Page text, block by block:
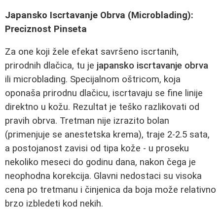
Japansko Iscrtavanje Obrva (Microblading):
Preciznost Pinseta
Za one koji žele efekat savršeno iscrtanih,
prirodnih dlačica, tu je japansko iscrtavanje obrva
ili microblading. Specijalnom oštricom, koja
oponaša prirodnu dlačicu, iscrtavaju se fine linije
direktno u kožu. Rezultat je teško razlikovati od
pravih obrva. Tretman nije izrazito bolan
(primenjuje se anestetska krema), traje 2-2.5 sata,
a postojanost zavisi od tipa kože - u proseku
nekoliko meseci do godinu dana, nakon čega je
neophodna korekcija. Glavni nedostaci su visoka
cena po tretmanu i činjenica da boja može relativno
brzo izbledeti kod nekih.